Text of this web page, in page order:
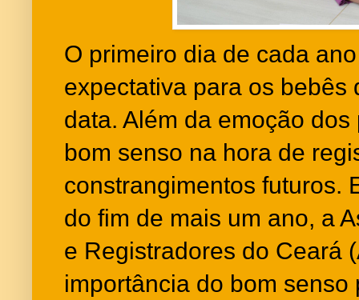
O primeiro dia de cada
expectativa para os bebês
data. Além da emoção
bom senso na hora de
constrangimentos futuros.
do fim de mais um ano, a
e Registradores do Ceará
importância do bom